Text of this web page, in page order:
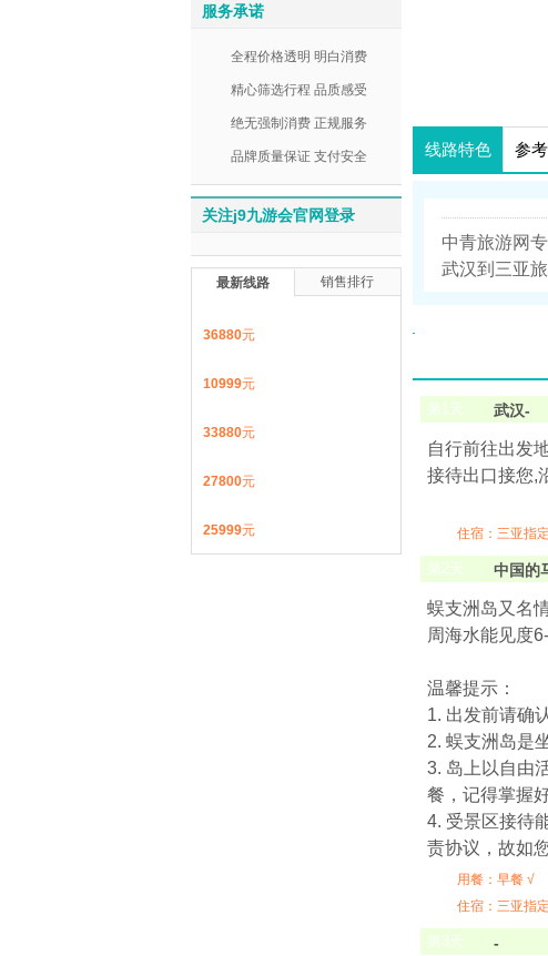
线路特色 参
中青旅游网
武汉到三亚
第1天 武汉-
自行前往出发
接待出口接您,
住宿：三亚指
第2天 中国的
蜈支洲岛又名
周海水能见度
温馨提示：
1. 出发前请确
2. 蜈支洲岛是
3. 岛上以自由
餐，记得掌握
4. 受景区接待
责协议，故如
用餐： 早餐 √
住宿：三亚指
第3天 -
服务承诺
全程价格透明 明白消费
精心筛选行程 品质感受
绝无强制消费 正规服务
品牌质量保证 支付安全
关注j9九游会官网登录
最新线路 销售排行
36880元
10999元
33880元
27800元
25999元